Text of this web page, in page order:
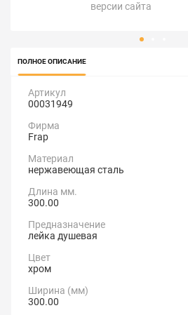
версии сайта
ПОЛНОЕ ОПИСАНИЕ
Артикул
00031949
Фирма
Frap
Материал
нержавеющая сталь
Длина мм.
300.00
Предназначение
лейка душевая
Цвет
хром
Ширина (мм)
300.00